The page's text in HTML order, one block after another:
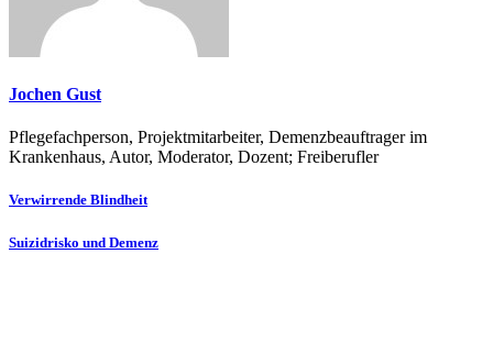
Jochen Gust
Pflegefachperson, Projektmitarbeiter, Demenzbeauftrager im
Krankenhaus, Autor, Moderator, Dozent; Freiberufler
Beitragsnavigation
Verwirrende Blindheit
Suizidrisko und Demenz